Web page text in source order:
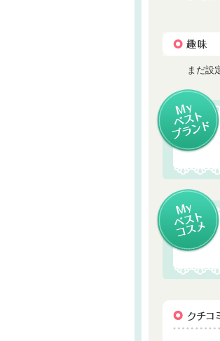
まだ設